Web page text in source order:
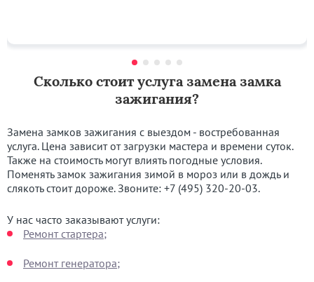
Сколько стоит услуга замена замка
зажигания?
Замена замков зажигания с выездом - востребованная
услуга. Цена зависит от загрузки мастера и времени суток.
Также на стоимость могут влиять погодные условия.
Поменять замок зажигания зимой в мороз или в дождь и
слякоть стоит дороже. Звоните: +7 (495) 320-20-03.
У нас часто заказывают услуги:
Ремонт стартера;
Ремонт генератора;